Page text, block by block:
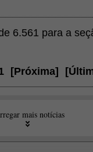
6.561 para a
[Próxima] [
mais notícias